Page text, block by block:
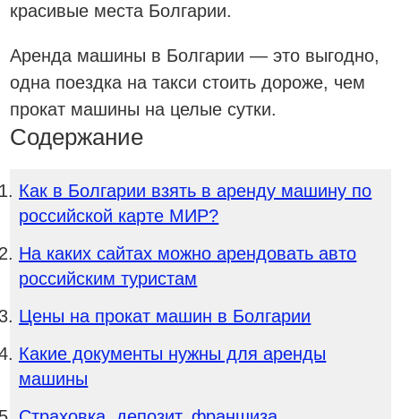
красивые места Болгарии.
Аренда машины в Болгарии — это выгодно,
одна поездка на такси стоить дороже, чем
прокат машины на целые сутки.
Содержание
Как в Болгарии взять в аренду машину по
российской карте МИР?
На каких сайтах можно арендовать авто
российским туристам
Цены на прокат машин в Болгарии
Какие документы нужны для аренды
машины